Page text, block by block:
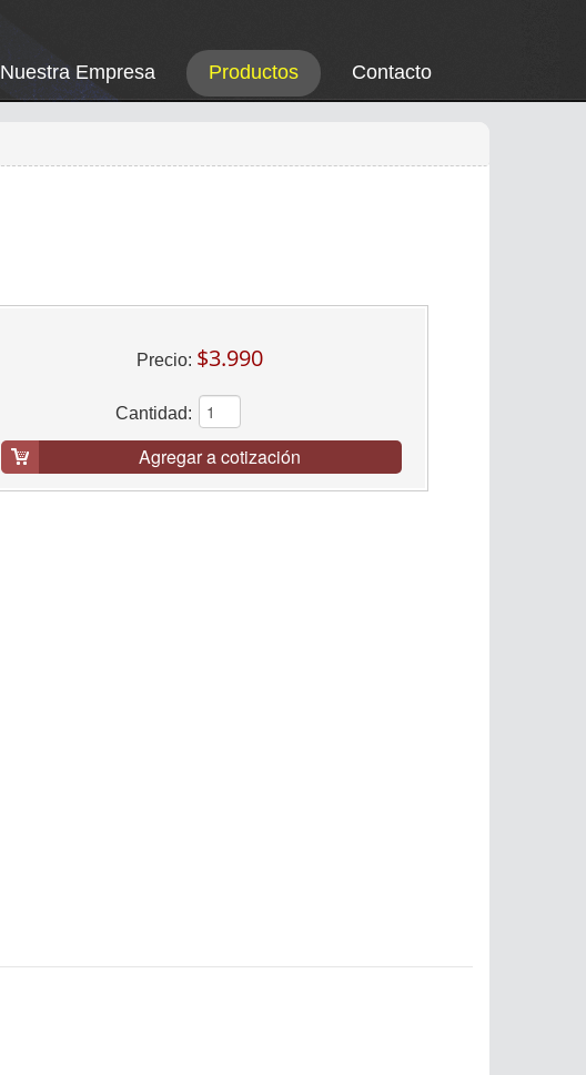
Nuestra Empresa Productos Contacto
Precio: $3.990
Cantidad:
Agregar a cotización